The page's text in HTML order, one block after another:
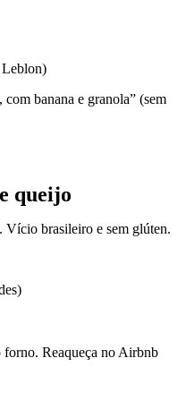
Leblon)
banana e granola” (sem
queijo
Vício brasileiro e sem glúten.
Reaqueça no Airbnb